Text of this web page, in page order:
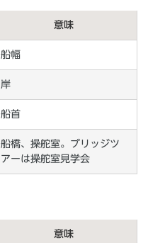
意味
船幅
岸
船首
船橋、操舵室。ブリッジツ
アーは操舵室見学会
意味